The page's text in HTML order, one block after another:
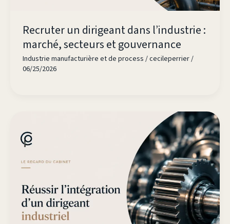
Recruter un dirigeant dans l’industrie :
marché, secteurs et gouvernance
Industrie manufacturière et de process /cecileperrier/
06/25/2026